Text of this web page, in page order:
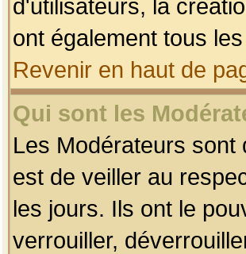
d'utilisateurs, la
ont également tous
Revenir en haut de
Qui sont les
Les Modérateurs
est de veiller au
les jours. Ils ont le
verrouiller,